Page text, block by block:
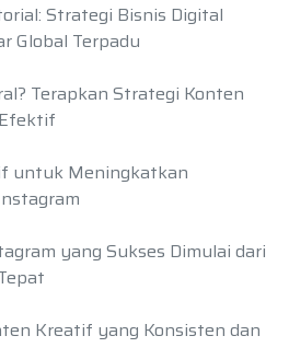
Strategi Bisnis Digital
Global Terpadu
Terapkan Strategi Konten
untuk Meningkatkan
yang Sukses Dimulai dari
Kreatif yang Konsisten dan